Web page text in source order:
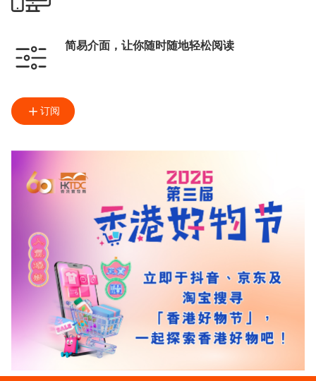
简易介面，让你随时随地轻松阅读
订阅